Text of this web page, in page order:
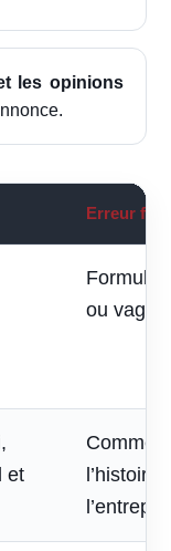
les opinions
Erreur
Formule
ou vague
et